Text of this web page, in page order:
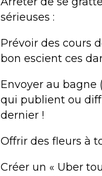
sérieuses :
Prévoir des cours
bon escient ces
Envoyer au bagne
qui publient ou
dernier !
Offrir des fleurs à
Créer un « Uber